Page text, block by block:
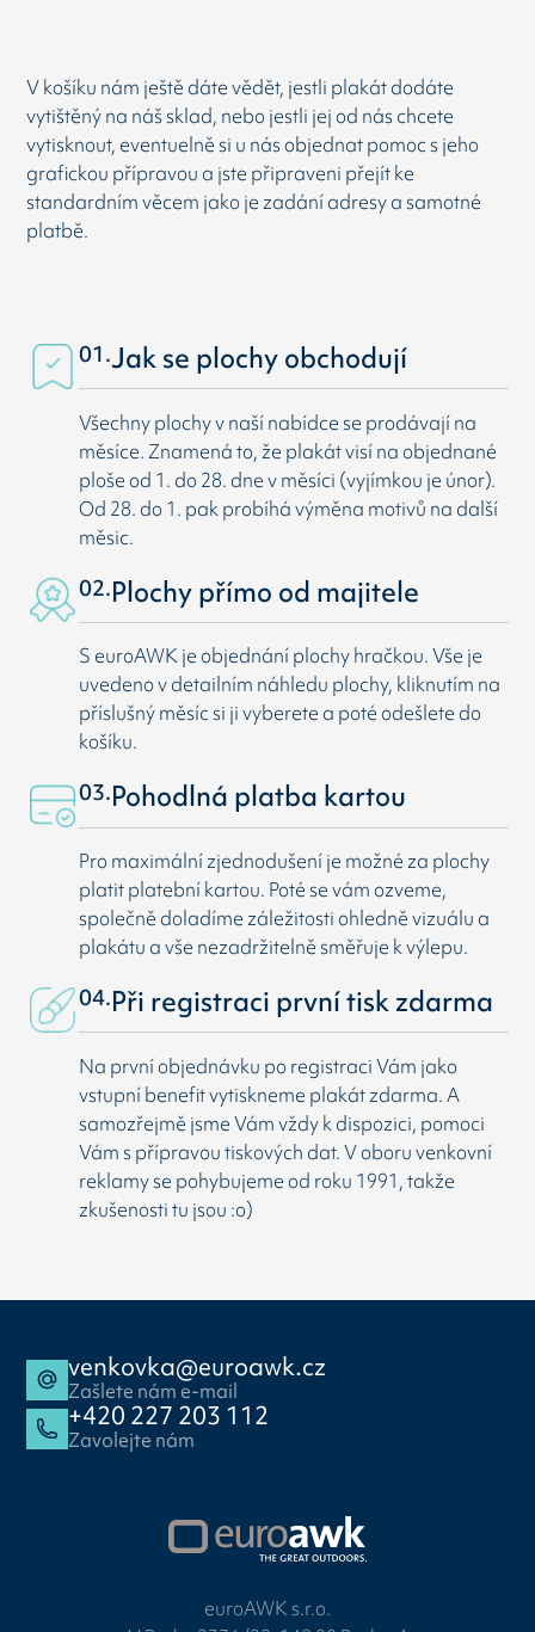
V košíku nám ještě dáte vědět, jestli plakát dodáte
vytištěný na náš sklad, nebo jestli jej od nás chcete
vytisknout, eventuelně si u nás objednat pomoc s jeho
grafickou přípravou a jste připraveni přejít ke
standardním věcem jako je zadání adresy a samotné
platbě.
01.Jak se plochy obchodují
Všechny plochy v naší nabídce se prodávají na
měsíce. Znamená to, že plakát visí na objednané
ploše od 1. do 28. dne v měsíci (vyjímkou je únor).
Od 28. do 1. pak probíhá výměna motivů na další
měsic.
02.Plochy přímo od majitele
S euroAWK je objednání plochy hračkou. Vše je
uvedeno v detailním náhledu plochy, kliknutím na
příslušný měsíc si ji vyberete a poté odešlete do
košíku.
03.Pohodlná platba kartou
Pro maximální zjednodušení je možné za plochy
platit platební kartou. Poté se vám ozveme,
společně doladíme záležitosti ohledně vizuálu a
plakátu a vše nezadržitelně směřuje k výlepu.
04.Při registraci první tisk zdarma
Na první objednávku po registraci Vám jako
vstupní benefit vytiskneme plakát zdarma. A
samozřejmě jsme Vám vždy k dispozici, pomoci
Vám s přípravou tiskových dat. V oboru venkovní
reklamy se pohybujeme od roku 1991, takže
zkušenosti tu jsou :o)
venkovka@euroawk.cz
Zašlete nám e-mail
+420 227 203 112
Zavolejte nám
euroAWK s.r.o.